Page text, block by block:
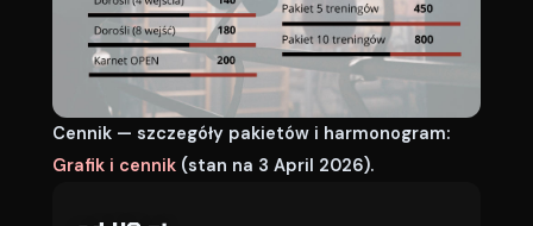
Cennik — szczegóły pakietów i harmonogram:
Grafik i cennik (stan na 3 April 2026).